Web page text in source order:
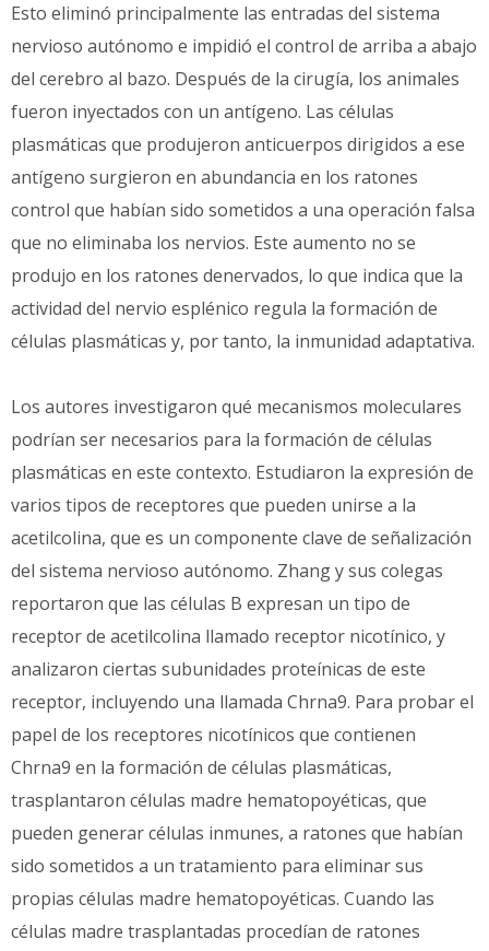
Esto eliminó principalmente las entradas del sistema
nervioso autónomo e impidió el control de arriba a abajo
del cerebro al bazo. Después de la cirugía, los animales
fueron inyectados con un antígeno. Las células
plasmáticas que produjeron anticuerpos dirigidos a ese
antígeno surgieron en abundancia en los ratones
control que habían sido sometidos a una operación falsa
que no eliminaba los nervios. Este aumento no se
produjo en los ratones denervados, lo que indica que la
actividad del nervio esplénico regula la formación de
células plasmáticas y, por tanto, la inmunidad adaptativa.
Los autores investigaron qué mecanismos moleculares
podrían ser necesarios para la formación de células
plasmáticas en este contexto. Estudiaron la expresión de
varios tipos de receptores que pueden unirse a la
acetilcolina, que es un componente clave de señalización
del sistema nervioso autónomo. Zhang y sus colegas
reportaron que las células B expresan un tipo de
receptor de acetilcolina llamado receptor nicotínico, y
analizaron ciertas subunidades proteínicas de este
receptor, incluyendo una llamada Chrna9. Para probar el
papel de los receptores nicotínicos que contienen
Chrna9 en la formación de células plasmáticas,
trasplantaron células madre hematopoyéticas, que
pueden generar células inmunes, a ratones que habían
sido sometidos a un tratamiento para eliminar sus
propias células madre hematopoyéticas. Cuando las
células madre trasplantadas procedían de ratones